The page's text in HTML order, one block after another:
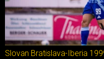
Slovan Bratislava-Iberia